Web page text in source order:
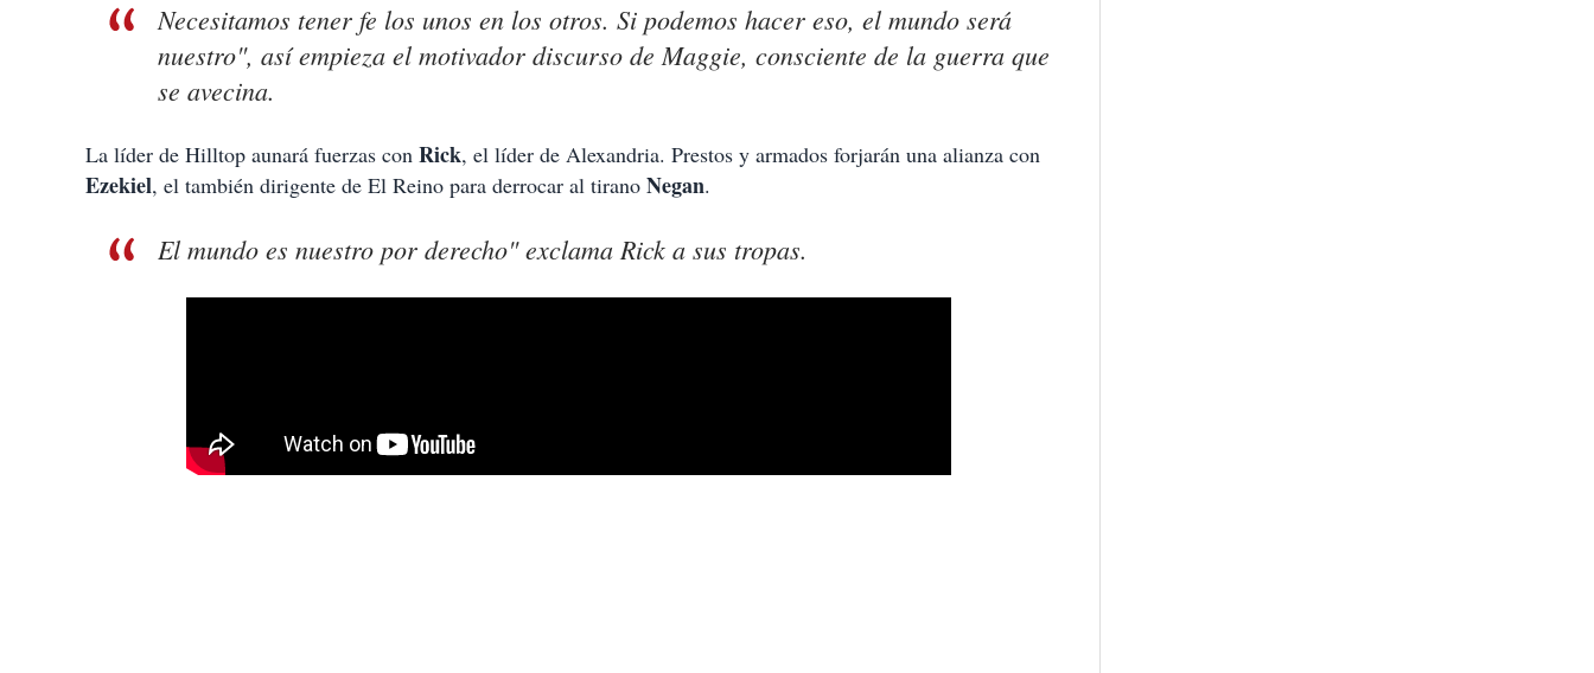
Necesitamos tener fe los unos en los otros. Si podemos hacer eso, el mundo será
nuestro", así empieza el motivador discurso de Maggie, consciente de la guerra que
se avecina.
La líder de Hilltop aunará fuerzas con Rick, el líder de Alexandria. Prestos y armados forjarán una alianza con
Ezekiel, el también dirigente de El Reino para derrocar al tirano Negan.
El mundo es nuestro por derecho" exclama Rick a sus tropas.